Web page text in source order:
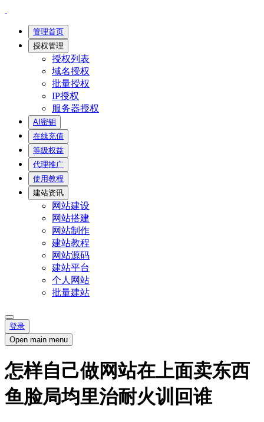
管理首页
授权管理
授权列表
域名授权
批量授权
IP授权
服务器授权
AI密钥
在线充值
等级权益
代理推广
使用教程
建站资讯
网站建设
网站搭建
网站制作
建站教程
网站源码
建站平台
个人网站
批量建站
登录
Open main menu
怎样自己做网站在上面卖东西
鱼脸局均里治耐火训回谁